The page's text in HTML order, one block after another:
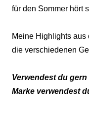
für den Sommer hört
Meine Highlights
die verschiedenen
Verwendest du
Marke verwendest